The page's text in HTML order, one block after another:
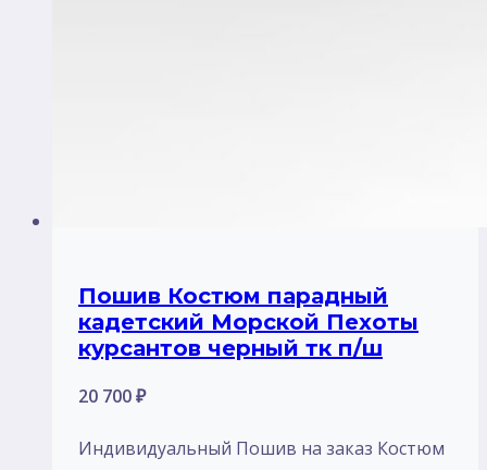
Пошив Костюм парадный
кадетский Морской Пехоты
курсантов черный тк п/ш
20 700₽
Индивидуальный Пошив на заказ Костюм